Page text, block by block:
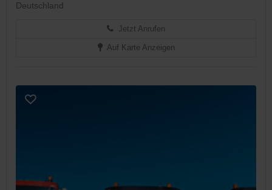
Deutschland
Jetzt Anrufen
Auf Karte Anzeigen